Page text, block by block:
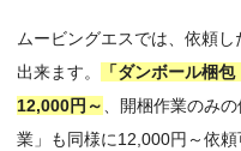
ムービングエスでは、依頼
出来ます。
「ダンボール梱
12,000円～、開梱作業のみ
業」も同様に12,000円～依頼